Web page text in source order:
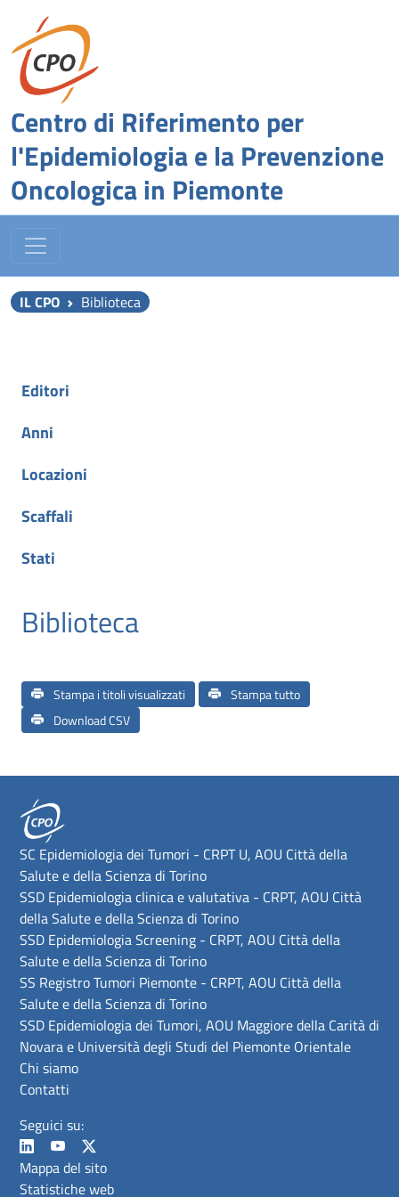
Centro di Riferimento per
l'Epidemiologia e la Prevenzione
Oncologica in Piemonte
IL CPO Biblioteca
Editori
Anni
Locazioni
Scaffali
Stati
Biblioteca
Stampa i titoli visualizzati
Stampa tutto
Download CSV
SC Epidemiologia dei Tumori - CRPT U, AOU Città della
Salute e della Scienza di Torino
SSD Epidemiologia clinica e valutativa - CRPT, AOU Città
della Salute e della Scienza di Torino
SSD Epidemiologia Screening - CRPT, AOU Città della
Salute e della Scienza di Torino
SS Registro Tumori Piemonte - CRPT, AOU Città della
Salute e della Scienza di Torino
SSD Epidemiologia dei Tumori, AOU Maggiore della Carità di
Novara e Università degli Studi del Piemonte Orientale
Chi siamo
Contatti
Seguici su:
Mappa del sito
Statistiche web